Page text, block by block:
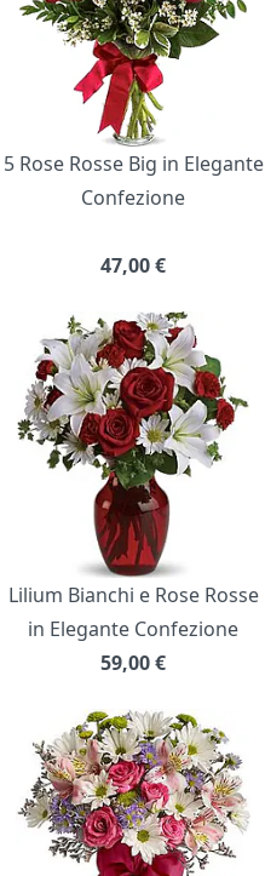
5 Rose Rosse Big in Elegante
Confezione
47,00€
Lilium Bianchi e Rose Rosse
in Elegante Confezione
59,00€